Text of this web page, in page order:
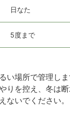
日なた
5度まで
い場所で管理し
りを控え、冬は
ないでください。